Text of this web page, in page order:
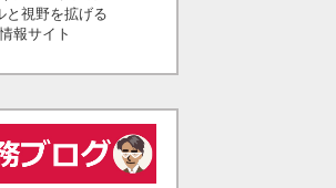
と視野を拡げる
情報サイト